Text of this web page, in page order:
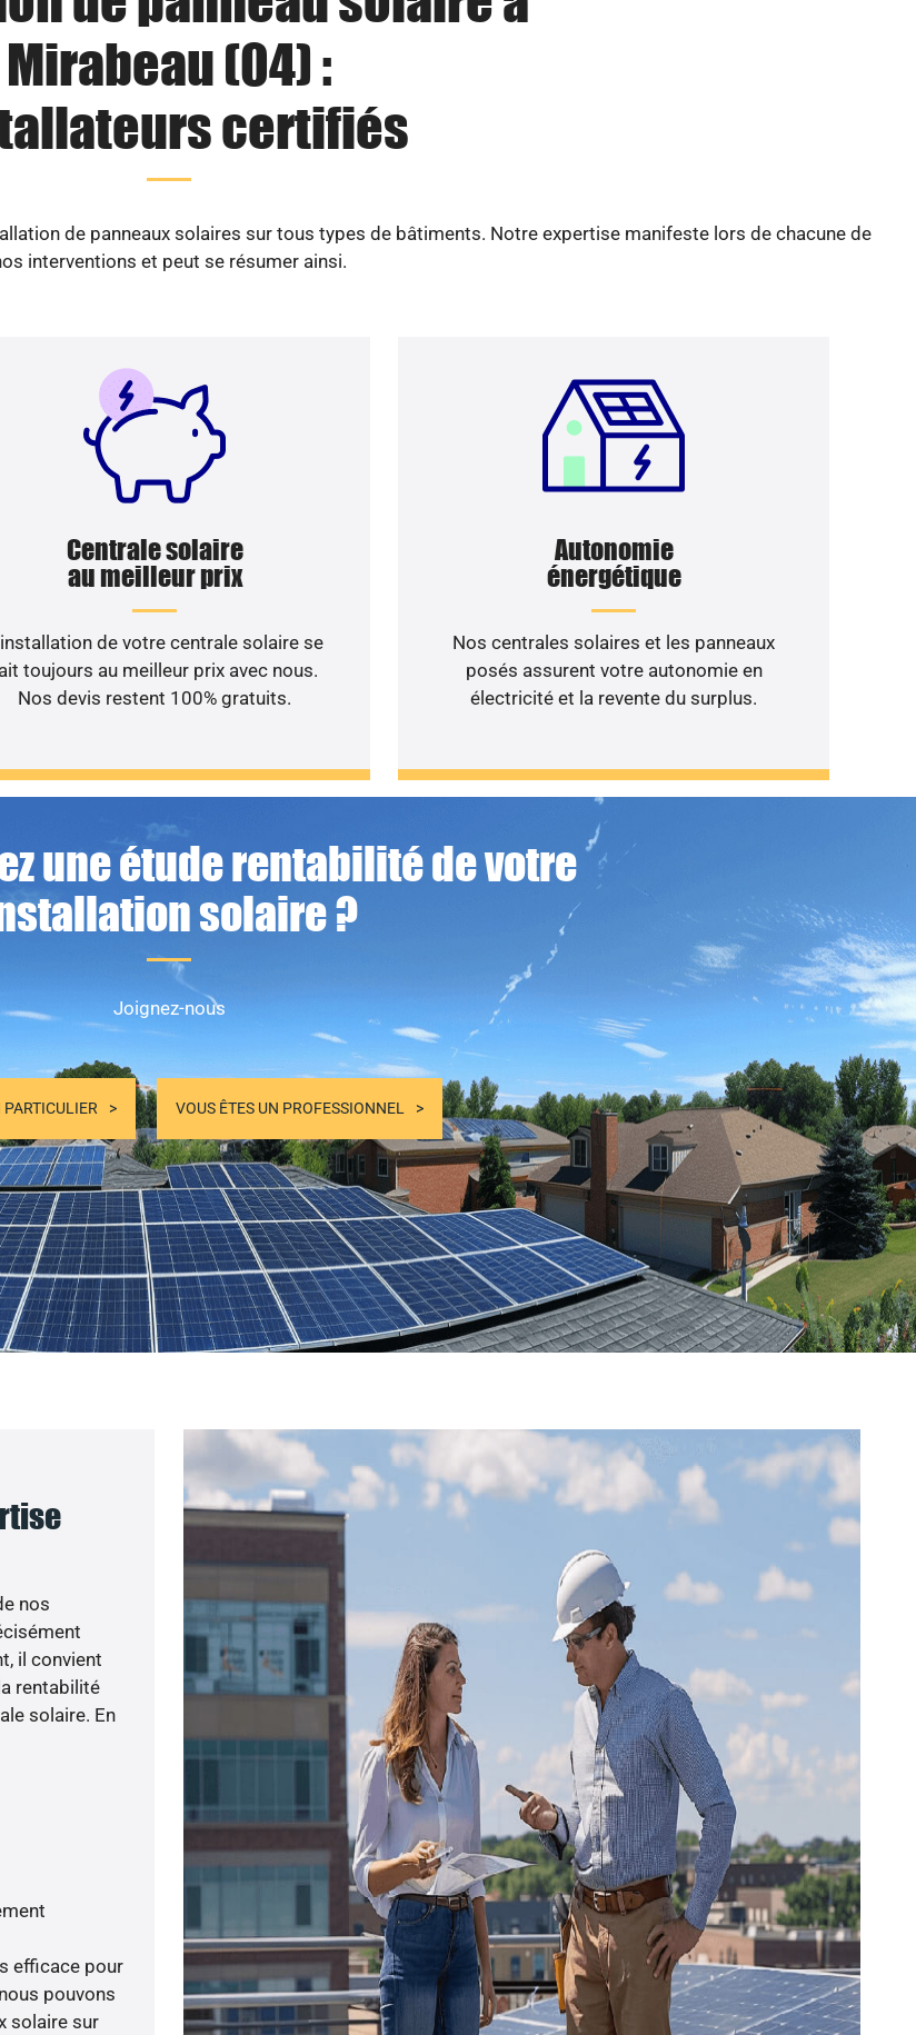
Mirabeau (04) :
certifiés
de panneaux solaires sur tous types de bâtiments. Notre expertise manifeste lors de chacune de
interventions et peut se résumer ainsi.
Centrale solaire
au meilleur prix
de votre centrale solaire se
toujours au meilleur prix avec nous.
Nos devis restent 100% gratuits.
Autonomie
énergétique
Nos centrales solaires et les panneaux
posés assurent votre autonomie en
électricité et la revente du surplus.
une étude rentabilité de votre
solaire ?
Joignez-nous
PARTICULIER VOUS ÊTES UN PROFESSIONNEL
nos
il convient
rentabilité
solaire. En
efficace pour
pouvons
solaire sur